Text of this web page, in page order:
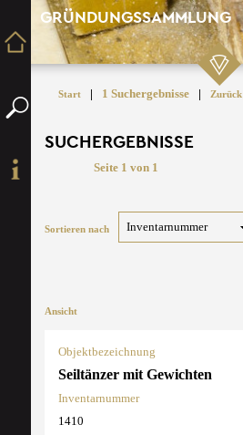
GRÜNDUNGSSAMMLUNG
Start | 1 Suchergebnisse | Zurück
SUCHERGEBNISSE
Seite 1 von 1
Sortieren nach
Ansicht
Objektbezeichnung
Seiltänzer mit Gewichten
Inventarnummer
1410